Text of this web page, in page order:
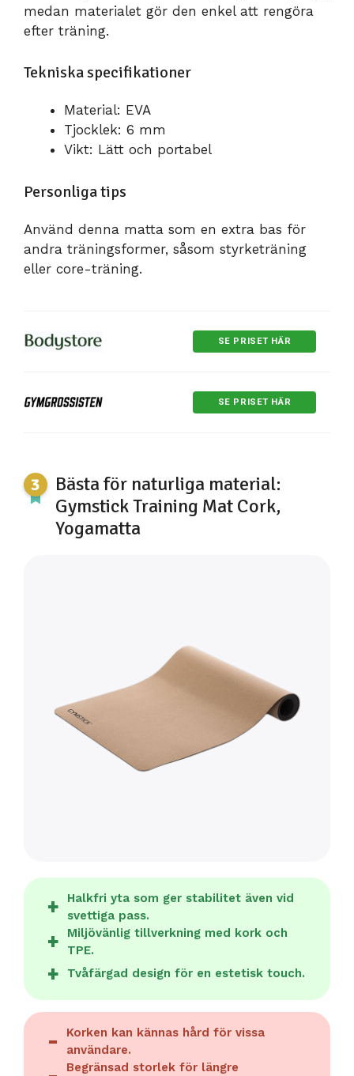
medan materialet gör den enkel att rengöra
efter träning.
Tekniska specifikationer
Material: EVA
Tjocklek: 6 mm
Vikt: Lätt och portabel
Personliga tips
Använd denna matta som en extra bas för
andra träningsformer, såsom styrketräning
eller core-träning.
SE PRISET HÄR
SE PRISET HÄR
Bästa för naturliga material:
Gymstick Training Mat Cork,
Yogamatta
Halkfri yta som ger stabilitet även vid
svettiga pass.
Miljövänlig tillverkning med kork och
TPE.
Tvåfärgad design för en estetisk touch.
Korken kan kännas hård för vissa
användare.
Begränsad storlek för längre